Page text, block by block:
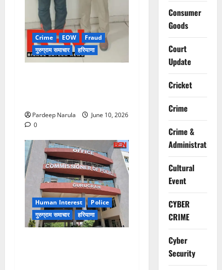
Crime EOW
Fraud
गुरुग्राम समाचार
हरियाणा
Pardeep Narula
June 10, 2026
0
Human Interest
Police
गुरुग्राम समाचार
हरियाणा
Consumer
Goods
Court
Update
Cricket
Crime
Crime &
Administration
Cultural
Event
CYBER
CRIME
Cyber
Security